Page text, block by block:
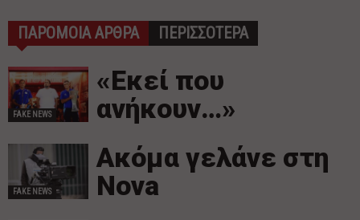
ΠΑΡΟΜΟΙΑ ΑΡΘΡΑ ΠΕΡΙΣΣΟΤΕΡΑ
FAKE NEWS
«Εκεί που
ανήκουν…»
FAKE NEWS
Ακόμα γελάνε στη
Nova